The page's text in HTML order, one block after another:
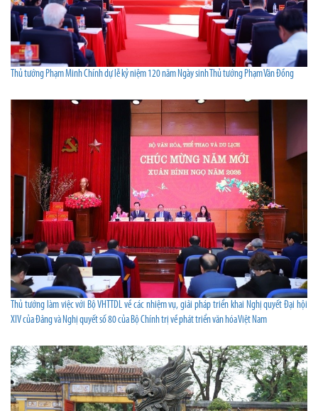
Thủ tướng Phạm Minh Chính dự lễ kỷ niệm 120 năm Ngày sinh Thủ tướng Phạm Văn Đồng
Thủ tướng làm việc với Bộ VHTTDL về các nhiệm vụ, giải pháp triển khai Nghị quyết Đại hội
XIV của Đảng và Nghị quyết số 80 của Bộ Chính trị về phát triển văn hóa Việt Nam